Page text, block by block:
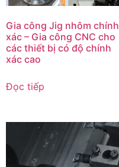
Gia công Jig nhôm chính
xác – Gia công CNC cho
các thiết bị có độ chính
xác cao
Đọc tiếp